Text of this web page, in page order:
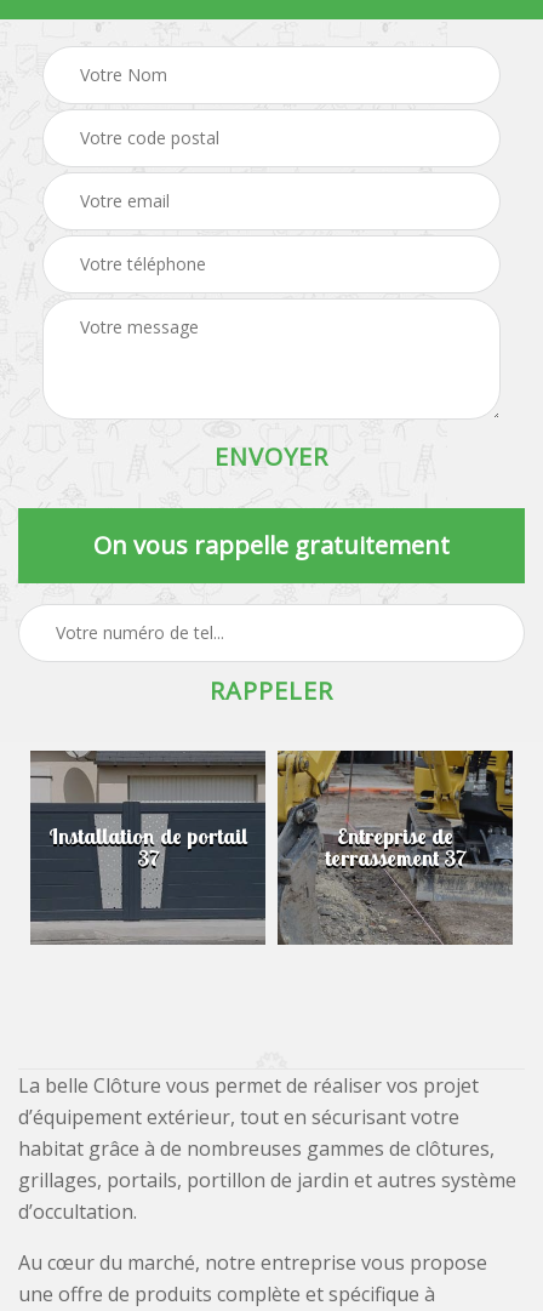
On vous rappelle gratuitement
Installation de portail
37
Entreprise de
terrassement 37
La belle Clôture vous permet de réaliser vos projet
d’équipement extérieur, tout en sécurisant votre
habitat grâce à de nombreuses gammes de clôtures,
grillages, portails, portillon de jardin et autres système
d’occultation.
Au cœur du marché, notre entreprise vous propose
une offre de produits complète et spécifique à